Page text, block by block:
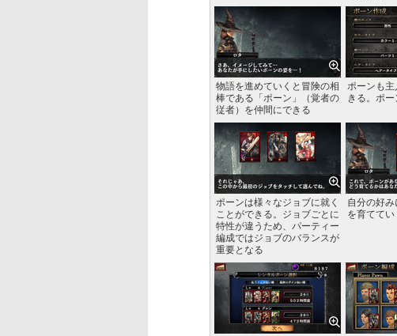
物語を進めていくと冒険の相
棒である「ポーン」（覚者の
従者）を仲間にできる
ポーンも
きる。ポ
ポーンは様々なジョブに就く
ことができる。ジョブごとに
特性が違うため、パーティー
編成ではジョブのバランスが
重要となる
自分の好
を育ててい